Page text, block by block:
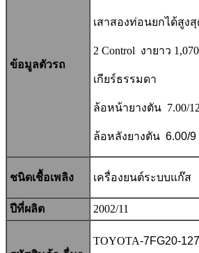
ข้อมูลตัวรถ
เสาสองท่อนยกได้สูงสุ
2 Control งายาว 1,070
เกียร์ธรรมดา
ล้อหน้ายางตัน 7.00/12
ล้อหลังยางตัน 6.00/9
ชนิดเชื้อเพลิง เครื่องยนต์ระบบแก๊ส
ปีที่ผลิต 2002/11
TOYOTA-7FG20-